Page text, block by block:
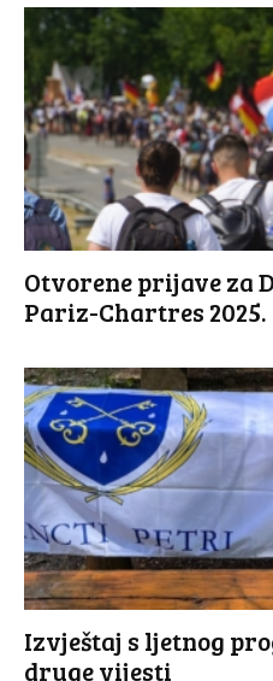
Otvorene prijave za
Pariz-Chartres 2025.
Izvještaj s ljetnog
druge vijesti